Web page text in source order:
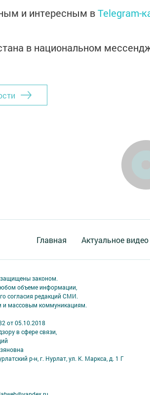
и интересным вTelegram-
в национальном
Главная Актуальное видео
законом.
объеме информации,
согласия редакций СМИ.
и массовым коммуникациям.
от 05.10.2018
в сфере связи,
р-н, г. Нурлат, ул. К. Маркса, д. 1 Г